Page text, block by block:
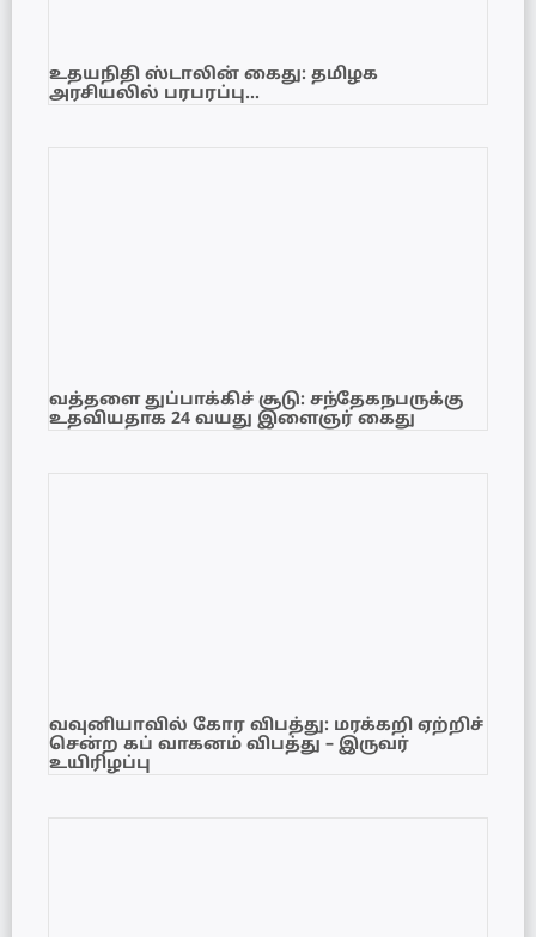
உதயநிதி ஸ்டாலின் கைது: தமிழக
அரசியலில் பரபரப்பு…
வத்தளை துப்பாக்கிச் சூடு: சந்தேகநபருக்கு
உதவியதாக 24 வயது இளைஞர் கைது
வவுனியாவில் கோர விபத்து: மரக்கறி ஏற்றிச்
சென்ற கப் வாகனம் விபத்து – இருவர்
உயிரிழப்பு